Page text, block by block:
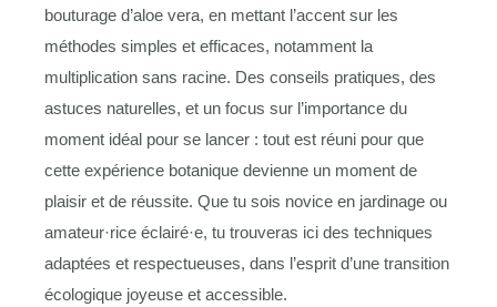
bouturage d’aloe vera, en mettant l’accent sur les
méthodes simples et efficaces, notamment la
multiplication sans racine. Des conseils pratiques, des
astuces naturelles, et un focus sur l’importance du
moment idéal pour se lancer : tout est réuni pour que
cette expérience botanique devienne un moment de
plaisir et de réussite. Que tu sois novice en jardinage ou
amateur·rice éclairé·e, tu trouveras ici des techniques
adaptées et respectueuses, dans l’esprit d’une transition
écologique joyeuse et accessible.